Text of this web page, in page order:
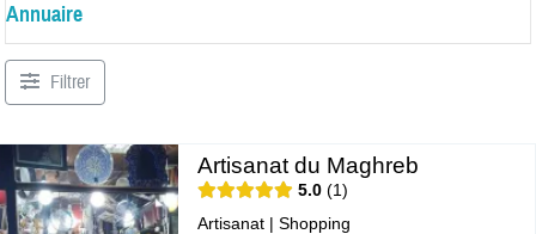
Annuaire
Filtrer
Artisanat du Maghreb
5.0
1
Artisanat |Shopping